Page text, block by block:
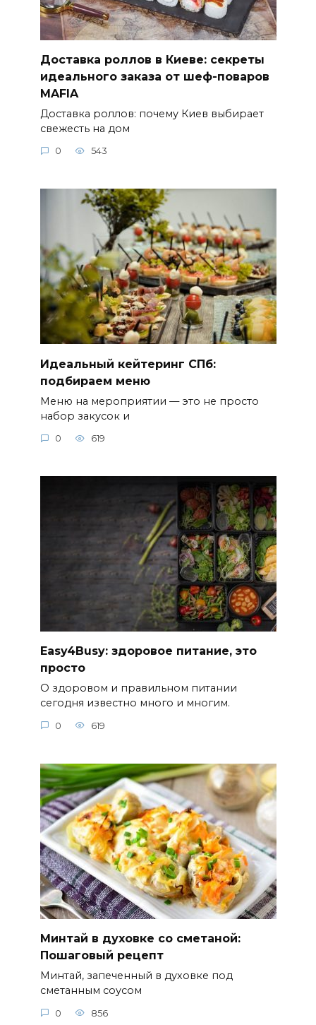
Доставка роллов в Киеве: секреты
идеального заказа от шеф-поваров
MAFIA
Доставка роллов: почему Киев выбирает
свежесть на дом
0 543
Идеальный кейтеринг СПб:
подбираем меню
Меню на мероприятии — это не просто
набор закусок и
0 619
Easy4Busy: здоровое питание, это
просто
О здоровом и правильном питании
сегодня известно много и многим.
0 619
Минтай в духовке со сметаной:
Пошаговый рецепт
Минтай, запеченный в духовке под
сметанным соусом
0 856